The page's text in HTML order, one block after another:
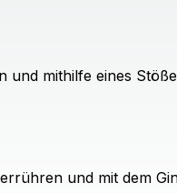
und mithilfe eines
und mit dem